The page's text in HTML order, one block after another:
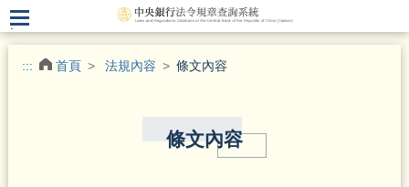
.
::: 首頁 法規內容 條文內容
條文內容